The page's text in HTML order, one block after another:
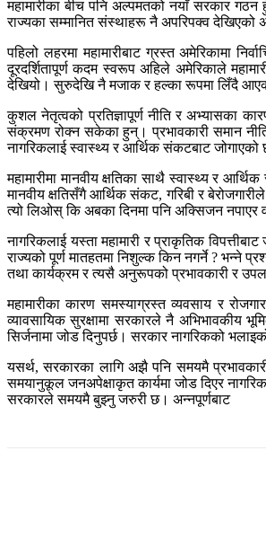
महामारीका बीच पनि अल्पमतको नयाँ सरकार गठन
राज्यका सम्मानित संस्थाहरू नै अपरिपक्व देखिएको
पहिलो लहरमा महामारीबाट ग्रस्त अमेरिकामा
दूरदर्शितापूर्ण कदम स्वरूप अहिले अमेरिकाले
देखियो। सुरुदेखि नै मजाक र हल्का रूपमा लिँदै
कुशल नेतृत्वको प्रतिज्ञापूर्ण नीति र अभ्यासका
संक्रमण रोक्न सकेका हुन्। प्रभावकारी समान
नागरिकलाई स्वास्थ्य र आर्थिक संकटबाट जोगाएको
महामारीमा मानवीय क्षतिका साथै स्वास्थ्य र
मानवीय क्षतिसँगै आर्थिक संकट, गरिबी र
त्यो लिओस् कि अबका दिनमा पनि अक्सिजन नपाएर
नागरिकलाई यस्ता महामारी र प्राकृतिक
राज्यको पूर्ण मातहतमा निशुल्क किन नगर्ने ? भन्ने
तथा कार्यक्रम र त्यसै अनुरूपको प्रभावकारी र
महामारीका कारण समस्याग्रस्त व्यवसाय र
व्यावसायिक सुरक्षामा सरकारले नै अभिभावकीय
सिर्जनामा जोड दिनुपर्छ। सरकार नागरिकको
यसर्थ, सरकारका लागि अझै पनि समयमै
समयानुकूल जनअपेक्षाकृत कार्यमा जोड दिएर
सरकारले समयमै बुझ्नु जरुरी छ। अन्नपूर्णबाट